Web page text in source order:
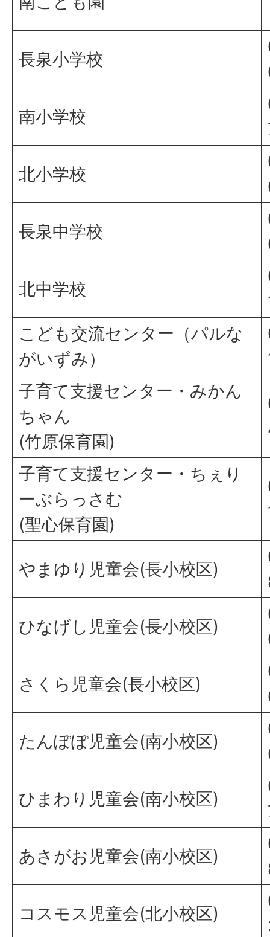
長泉小学校
南小学校
北小学校
長泉中学校
北中学校
こども交流センター（パルな
がいずみ）
子育て支援センター・みかん
ちゃん
(竹原保育園)
子育て支援センター・ちぇり
ーぶらっさむ
(聖心保育園)
やまゆり児童会(長小校区)
ひなげし児童会(長小校区)
さくら児童会(長小校区)
たんぽぽ児童会(南小校区)
ひまわり児童会(南小校区)
あさがお児童会(南小校区)
コスモス児童会(北小校区)